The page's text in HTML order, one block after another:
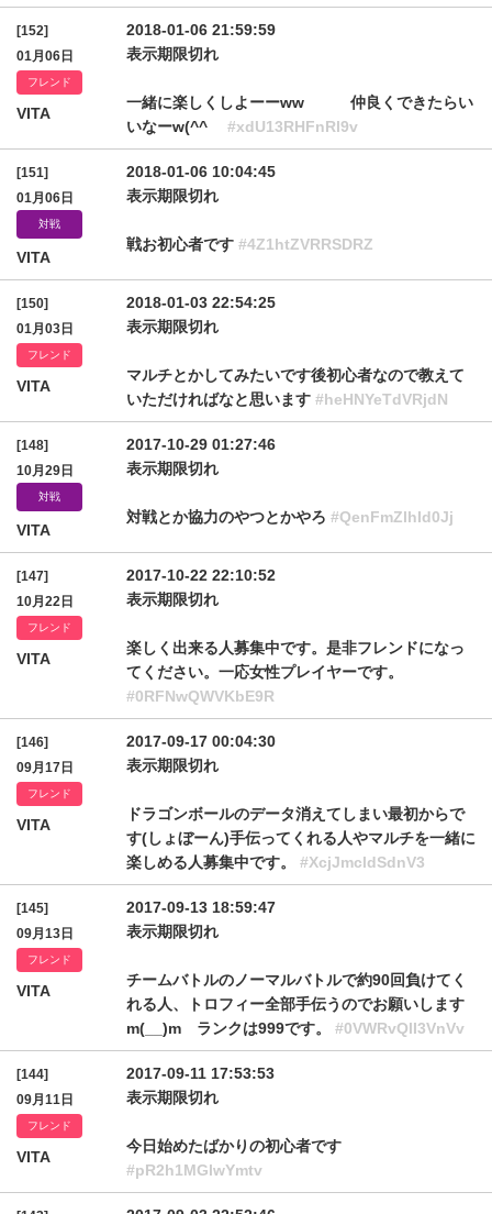
[152]
01月06日
フレンド
VITA
2018-01-06 21:59:59
表示期限切れ
一緒に楽しくしよーーww 仲良くできたらい
いなーw(^^ゞ #xdU13RHFnRl9v
[151]
01月06日
対戦
VITA
2018-01-06 10:04:45
表示期限切れ
戦お初心者です #4Z1htZVRRSDRZ
[150]
01月03日
フレンド
VITA
2018-01-03 22:54:25
表示期限切れ
マルチとかしてみたいです後初心者なので教えて
いただければなと思います #heHNYeTdVRjdN
[148]
10月29日
対戦
VITA
2017-10-29 01:27:46
表示期限切れ
対戦とか協力のやつとかやろ #QenFmZlhId0Jj
[147]
10月22日
フレンド
VITA
2017-10-22 22:10:52
表示期限切れ
楽しく出来る人募集中です。是非フレンドになっ
てください。一応女性プレイヤーです。
#0RFNwQWVKbE9R
[146]
09月17日
フレンド
VITA
2017-09-17 00:04:30
表示期限切れ
ドラゴンボールのデータ消えてしまい最初からで
す(しょぼーん)手伝ってくれる人やマルチを一緒に
楽しめる人募集中です。 #XcjJmcldSdnV3
[145]
09月13日
フレンド
VITA
2017-09-13 18:59:47
表示期限切れ
チームバトルのノーマルバトルで約90回負けてく
れる人、トロフィー全部手伝うのでお願いします
m(__)m ランクは999です。 #0VWRvQlI3VnVv
[144]
09月11日
フレンド
VITA
2017-09-11 17:53:53
表示期限切れ
今日始めたばかりの初心者です
#pR2h1MGlwYmtv